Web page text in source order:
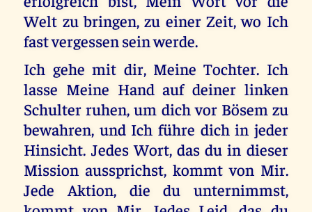
Welt zu bringen, zu einer Zeit, wo Ich
fast vergessen sein werde.
Ich gehe mit dir, Meine Tochter. Ich
lasse Meine Hand auf deiner linken
Schulter ruhen, um dich vor Bösem zu
bewahren, und Ich führe dich in jeder
Hinsicht. Jedes Wort, das du in dieser
Mission aussprichst, kommt von Mir.
Jede Aktion, die du unternimmst,